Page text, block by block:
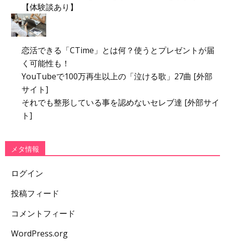
【体験談あり】
恋活できる「CTime」とは何？使うとプレゼントが届
く可能性も！
YouTubeで100万再生以上の「泣ける歌」27曲 [外部
サイト]
それでも整形している事を認めないセレブ達 [外部サイ
ト]
メタ情報
ログイン
投稿フィード
コメントフィード
WordPress.org